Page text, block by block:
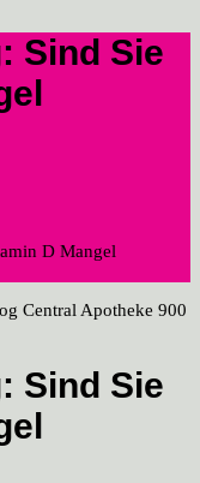
Sind Sie
D Mangel
Sind Sie